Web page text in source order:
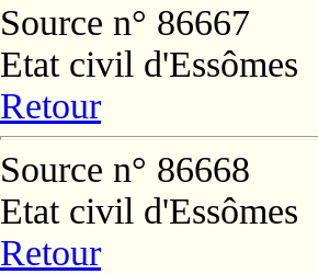
Source n° 86667
Etat civil d'Essômes
Retour
Source n° 86668
Etat civil d'Essômes
Retour